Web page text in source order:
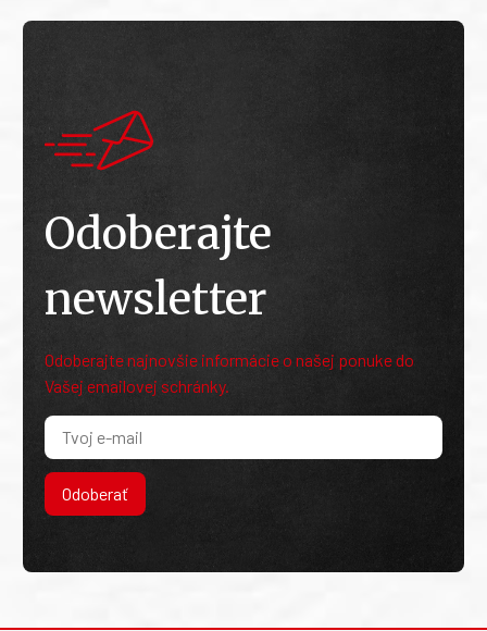
Odoberajte
newsletter
Odoberajte najnovšie informácie o našej ponuke do
Vašej emailovej schránky.
Odoberať